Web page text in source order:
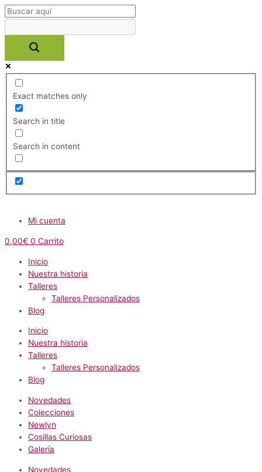
Ir
al
contenido
Exact matches only
Search in title
Search in content
Menú Mi cuenta
0,00€ 0 Carrito
Inicio
Nuestra historia
Talleres
Talleres Personalizados
Blog
Inicio
Nuestra historia
Talleres
Talleres Personalizados
Blog
Novedades
Colecciones
Newlyn
Cosillas Curiosas
Galería
Novedades